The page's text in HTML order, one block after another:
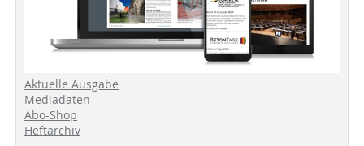
Aktuelle Ausgabe
Mediadaten
Abo-Shop
Heftarchiv